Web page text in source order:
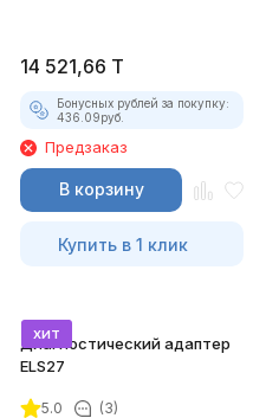
14 521,66 T
Бонусных рублей за покупку:
436.09руб.
Предзаказ
В корзину
Купить в 1 клик
хит
Диагностический адаптер
ELS27
5.0 (3)